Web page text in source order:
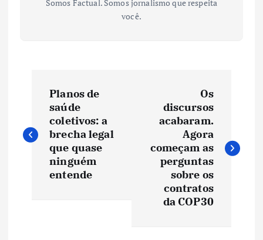
Somos Factual. Somos jornalismo que respeita
você.
v
Planos de
saúde
coletivos: a
brecha legal
que quase
ninguém
entende
Os
discursos
acabaram.
Agora
começam as
perguntas
sobre os
contratos
da COP30